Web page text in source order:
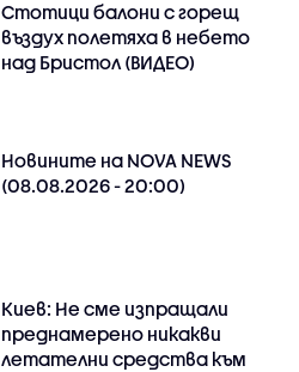
Стотици балони с горещ
въздух полетяха в небето
над Бристол (ВИДЕО)
Новините на NOVA NEWS
(08.08.2026 - 20:00)
Киев: Не сме изпращали
преднамерено никакви
летателни средства към